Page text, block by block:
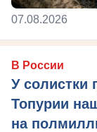
07.08.2026
В России
У солистки
Топурии
на